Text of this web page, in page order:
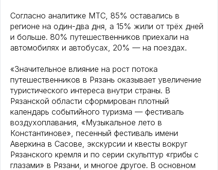
Согласно аналитике МТС, 85% оставались в
регионе на один-два дня, а 15% жили от трёх дней
и больше. 80% путешественников приехали на
автомобилях и автобусах, 20% — на поездах.
«Значительное влияние на рост потока
путешественников в Рязань оказывает увеличение
туристического интереса внутри страны. В
Рязанской области сформирован плотный
календарь событийного туризма — фестиваль
воздухоплавания, «Музыкальное лето в
Константинове», песенный фестиваль имени
Аверкина в Сасове, экскурсии и квесты вокруг
Рязанского кремля и по серии скульптур «грибы с
глазами» в Рязани, и многое другое. В основном